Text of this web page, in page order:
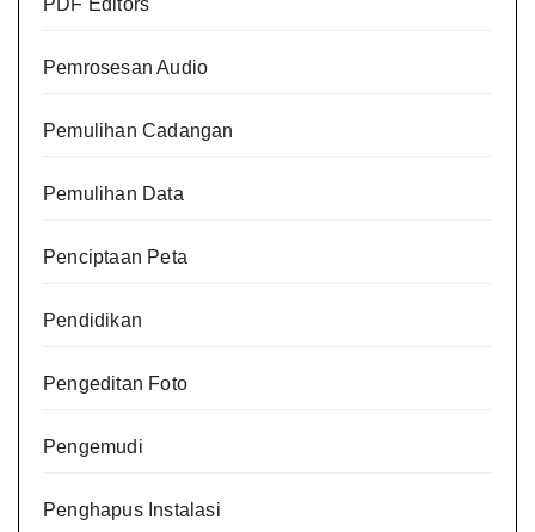
PDF Editors
Pemrosesan Audio
Pemulihan Cadangan
Pemulihan Data
Penciptaan Peta
Pendidikan
Pengeditan Foto
Pengemudi
Penghapus Instalasi